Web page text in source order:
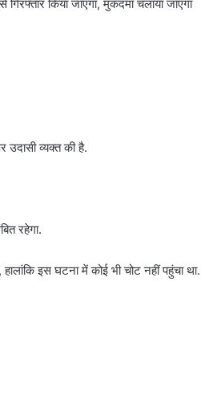
किया जाएगा, मुकदमा चलाया जाएगा
व्यक्त की है.
रहेगा.
इस घटना में कोई भी चोट नहीं पहुंचा था.